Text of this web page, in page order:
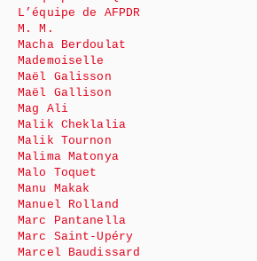
L’équipe de AFPDR
M. M.
Macha Berdoulat
Mademoiselle
Maël Galisson
Maël Gallison
Mag Ali
Malik Cheklalia
Malik Tournon
Malima Matonya
Malo Toquet
Manu Makak
Manuel Rolland
Marc Pantanella
Marc Saint-Upéry
Marcel Baudissard